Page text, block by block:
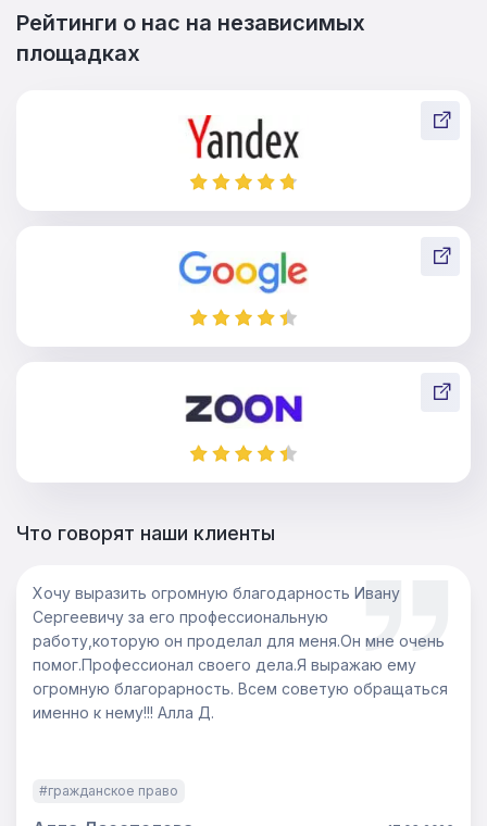
обязательно изучит документы, подписанные клиентом
со страховщиком, материалы по страховому случаю.
После анализа предоставленной информации
доступны услуги адвоката по страховым делам. Так,
адвокат поможет написать первичное заявление на
получение страховки. Если оно останется без ответа, то
составит обоснованные претензию и иск. При этом
хорошие адвокаты по страховым делам добьются
взыскания в пользу клиента штрафных санкций и
морального ущерба. Это позволяют сделать пункты
законодательства о страховании и защите прав
потребителей.
Рейтинги о нас на независимых
площадках
Что говорят наши клиенты
Хочу выразить огромную благодарность Ивану
Сергеевичу за его профессиональную
работу,которую он проделал для меня.Он мне очень
помог.Профессионал своего дела.Я выражаю ему
огромную благорарность. Всем советую обращаться
именно к нему!!! Алла Д.
#гражданское право